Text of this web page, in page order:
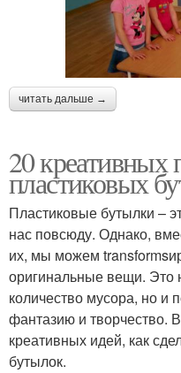
читать дальше →
20 креативных
пластиковых
Пластиковые бутылки –
нас повсюду. Однако,
их, мы можем
оригинальные вещи. Это
количество мусора, но и
фантазию и творчество.
креативных идей, как
бутылок.